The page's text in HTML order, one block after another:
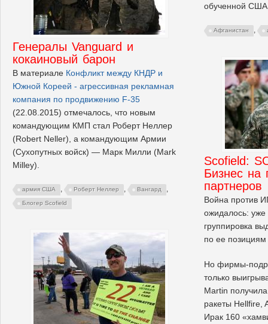
обученной
Афганистан ,
Генералы Vanguard и
кокаиновый барон
В материале Конфликт между КНДР и
Южной Кореей - агрессивная рекламная
компания по продвижению F-35
(22.08.2015) отмечалось, что новым
командующим КМП стал Роберт Неллер
(Robert Neller), а командующим Армии
(Сухопутных войск) — Марк Милли (Mark
Milley).
армия США , Роберт Неллер , Вангард ,
Блогер Scofield
Scofield:
Бизнес на
партнеров
Война против
ожидалось: уже
группировка
по ее
Но фирмы-
только
Martin
ракеты Hellfire,
Ирак 160